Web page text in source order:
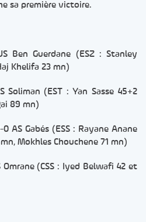
sa première victoire.
Ben Guerdane (ESZ : Stanley
Khelifa 23 mn)
Soliman (EST : Yan Sasse 45+2
89 mn)
AS Gabés (ESS : Rayane Anane
Mokhles Chouchene 71 mn)
(CSS : Iyed Belwafi 42 et